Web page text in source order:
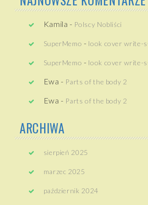
Kamila - Polscy Nobliści
SuperMemo - look cover write-
SuperMemo - look cover write-
Ewa - Parts of the body 2
Ewa - Parts of the body 2
ARCHIWA
sierpień 2025
marzec 2025
październik 2024